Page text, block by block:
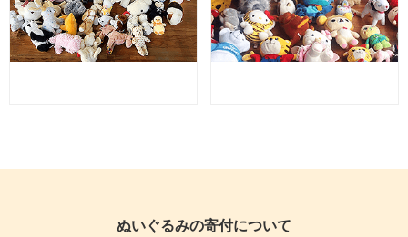
ぬいぐるみの寄付について